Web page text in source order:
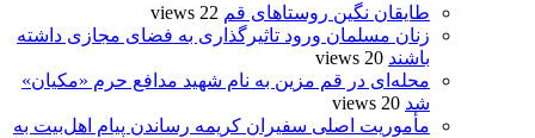
طایقان نگین روستاهای قم 22 views
زنان مسلمان ورود تاثیرگذاری به فضای مجازی داشته
باشند 20 views
محله‌ای در قم مزین به نام شهید مدافع حرم «مکیان»
شد 20 views
مأموریت اصلی سفیران کریمه رساندن پیام اهل‌بیت به